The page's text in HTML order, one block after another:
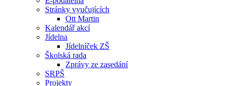
Stránky vyučujících
Ott Martin
Kalendář akcí
Jídelna
Jídelníček ZŠ
Školská rada
Zprávy ze zasedání
SRPŠ
Projekty